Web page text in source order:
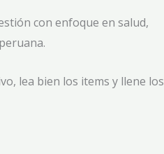
con enfoque en salud,
lea bien los items y llene los